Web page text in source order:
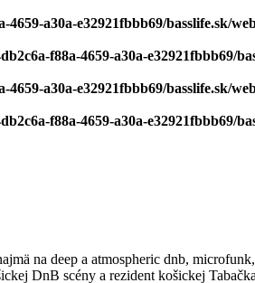
4659-a30a-e32921fbbb69/basslife.sk/
f88a-4659-a30a-e32921fbbb69/
4659-a30a-e32921fbbb69/basslife.sk/
f88a-4659-a30a-e32921fbbb69/
na deep a atmospheric dnb,
DnB scény a rezident košickej